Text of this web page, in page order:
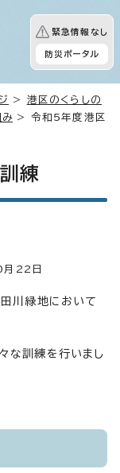
緊急情報なし
防災ポータル
> 港区のくらしの
み > 令和5年度港区
練
22日
川緑地において
な訓練を行いまし